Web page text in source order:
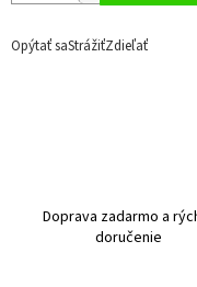
Opýtať saStrážiťZdieľať
Doprava zadarmo a
doručenie